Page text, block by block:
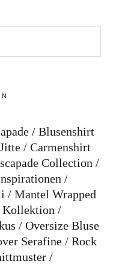
Blusenshirt
Carmenshirt
Collection
Mantel Wrapped
Oversize Bluse
Serafine
Rock